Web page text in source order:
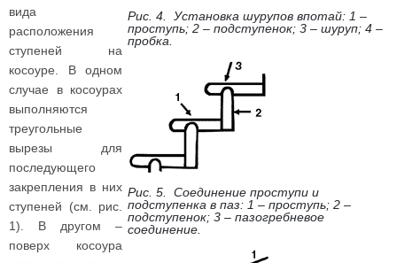
Рис. 4. Установка шурупов впотай: 1 –
проступь; 2 – подступенок; 3 – шуруп; 4 –
пробка.
Рис. 5. Соединение проступи и
подступенка в паз: 1 – проступь; 2 –
подступенок; 3 – пазогребневое
соединение.
вида
расположения
ступеней на
косоуре. В одном
случае в косоурах
выполняются
треугольные
вырезы для
последующего
закрепления в них
ступеней (см. рис.
1). В другом –
поверх косоура